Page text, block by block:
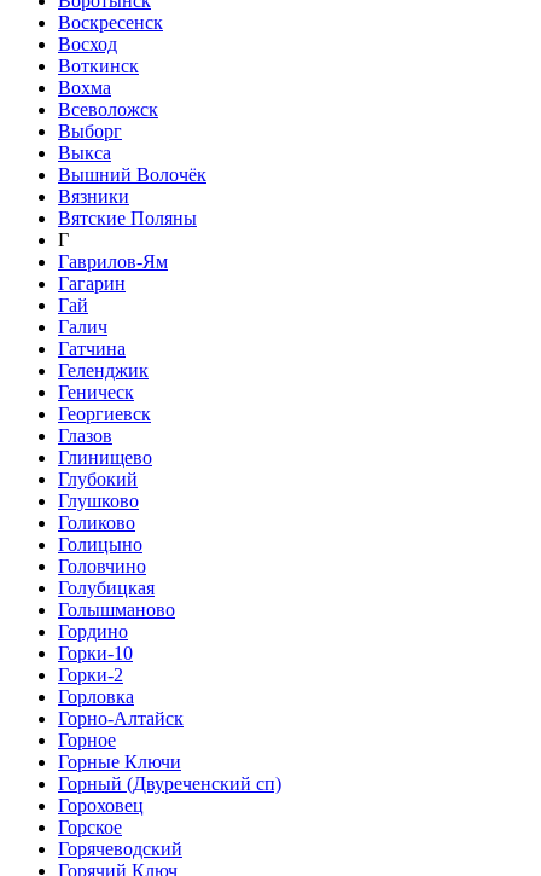
Воскресенск
Восход
Воткинск
Вохма
Всеволожск
Выборг
Выкса
Вышний Волочёк
Вязники
Вятские Поляны
Г
Гаврилов-Ям
Гагарин
Гай
Галич
Гатчина
Геленджик
Геническ
Георгиевск
Глазов
Глинищево
Глубокий
Глушково
Голиково
Голицыно
Головчино
Голубицкая
Голышманово
Гордино
Горки-10
Горки-2
Горловка
Горно-Алтайск
Горное
Горные Ключи
Горный (Двуреченский сп)
Гороховец
Горское
Горячеводский
Горячий Ключ